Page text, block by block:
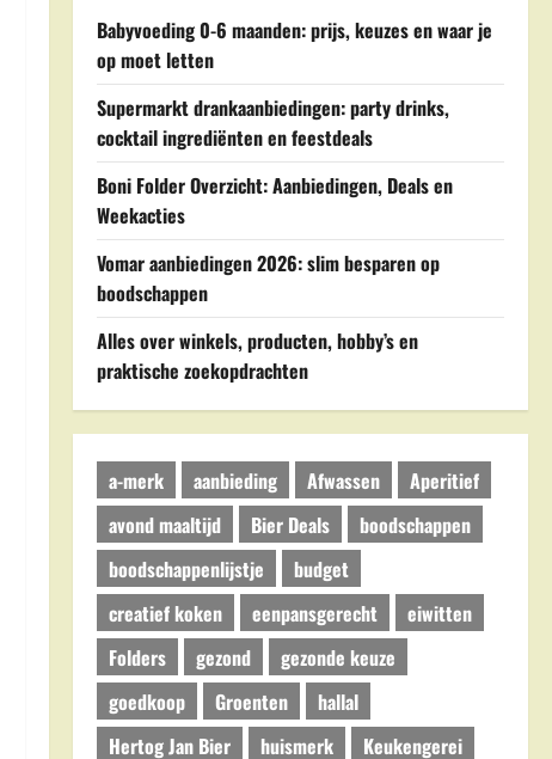
Babyvoeding 0-6 maanden: prijs, keuzes en waar je
op moet letten
Supermarkt drankaanbiedingen: party drinks,
cocktail ingrediënten en feestdeals
Boni Folder Overzicht: Aanbiedingen, Deals en
Weekacties
Vomar aanbiedingen 2026: slim besparen op
boodschappen
Alles over winkels, producten, hobby’s en
praktische zoekopdrachten
a-merk aanbieding Afwassen
Aperitief
avond maaltijd
Bier Deals
boodschappen
boodschappenlijstje
budget
creatief koken
eenpansgerecht
eiwitten
Folders
gezond
gezonde keuze
goedkoop
Groenten
hallal
Hertog Jan Bier
huismerk
Keukengerei